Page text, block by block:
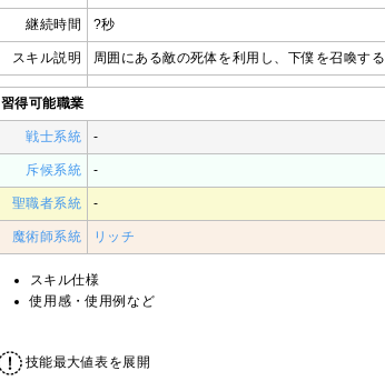
継続時間 ?秒
スキル説明 周囲にある敵の死体を利用し、下僕を召喚する
習得可能職業
戦士系統 -
斥候系統 -
聖職者系統 -
魔術師系統 リッチ
スキル仕様
使用感・使用例など
技能最大値表を展開